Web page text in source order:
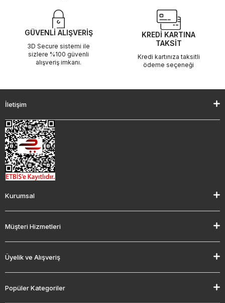
GÜVENLİ ALIŞVERİŞ
3D Secure sistemi ile
sizlere %100 güvenli
alışveriş imkanı.
KREDİ KARTINA
TAKSİT
Kredi kartınıza taksitli
ödeme seçeneği
İletişim
Kurumsal
Müşteri Hizmetleri
Üyelik ve Alışveriş
Popüler Kategoriler